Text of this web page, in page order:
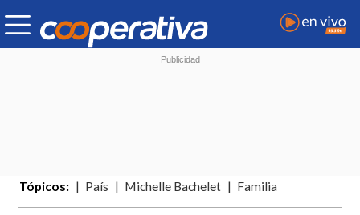
Tópicos: País Michelle Bachelet Familia